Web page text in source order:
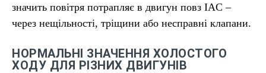
значить повітря потрапляє в двигун повз IAC –
через нещільності, тріщини або несправні клапани.
НОРМАЛЬНІ ЗНАЧЕННЯ ХОЛОСТОГО
ХОДУ ДЛЯ РІЗНИХ ДВИГУНІВ